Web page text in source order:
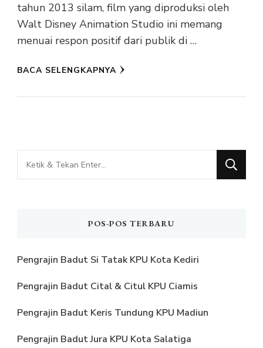
tahun 2013 silam, film yang diproduksi oleh
Walt Disney Animation Studio ini memang
menuai respon positif dari publik di …
BACA SELENGKAPNYA
Mencari
Sesuatu?
POS-POS TERBARU
Pengrajin Badut Si Tatak KPU Kota Kediri
Pengrajin Badut Cital & Citul KPU Ciamis
Pengrajin Badut Keris Tundung KPU Madiun
Pengrajin Badut Jura KPU Kota Salatiga